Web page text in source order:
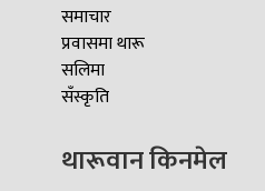
समाचार
प्रवासमा थारू
सलिमा
सँस्कृति
थारूवान किनमेल